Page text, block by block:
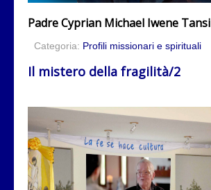
Padre Cyprian Michael Iwene Tansi
Categoria: Profili missionari e spirituali
Il mistero della fragilità/2